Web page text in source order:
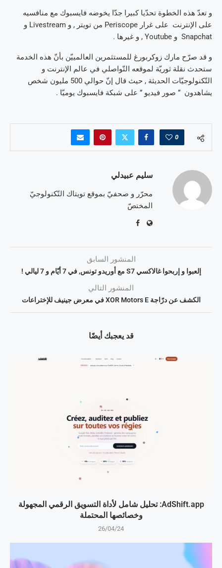
و تعدّ هذه الخطوة تحدّيا كبيرا جدّا يخوضه فايسبوك مع منافسيه
على الإنترنت على غرار Periscope من تويتر , و Livestream و
Snapchat و Youtube , و غيرها .
و قد صرّح مارك زوكربورغ للمستثمرين العالمييّن بأنّ هذه الخدمة
ستحدث نقلة ثوريّة لموقعه التّواصلي في عالم الإنترنت و
التّكنولوجيّات الحديثة , حيث قال إنّ حوالي 500 مليون شخص
يشاهدون ” صور فيديو ” على شبكة فايسبوك يوميّا .
0
سليم عبيدلي
محرّر و صحفيّ بموقع تويتاك التّكنولوجيّ
المختصّ
المنشور السابق
إلعبوا و إربحوا غالاكسي S7 مع أوريدو تونس, في 7 أيّام و 7 ليالي !
المنشور التالي
الكشف عن درّاجة XOR Motors E في معرض جينيف للإختراعات
قد يعجبك أيضًا
AdShift.app: تحليل شامل لأداة التسويق الرقمي المجهولة
وخصائصها المحتملة
26/04/24